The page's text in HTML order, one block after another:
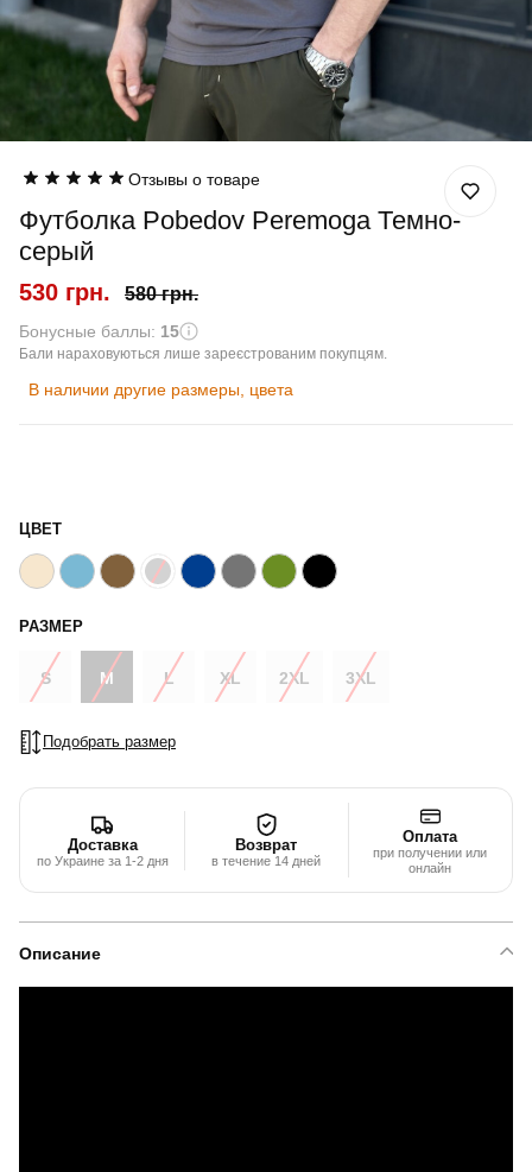
Отзывы о товаре
Футболка Pobedov Peremoga Темно-
серый
530 грн. 580 грн.
Бонусные баллы: 15
Бали нараховуються лише зареєстрованим покупцям.
В наличии другие размеры, цвета
ЦВЕТ
РАЗМЕР
S M L XL 2XL 3XL
Подобрать размер
Доставка
по Украине за 1-2 дня
Возврат
в течение 14 дней
Оплата
при получении или
онлайн
Описание